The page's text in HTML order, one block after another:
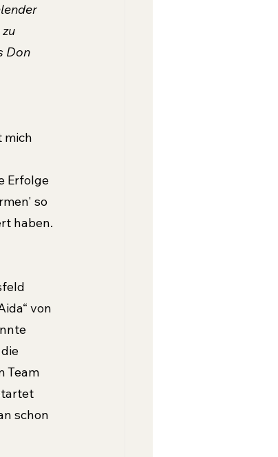
Don
mich
Erfolge
so
haben.
von
Team
schon